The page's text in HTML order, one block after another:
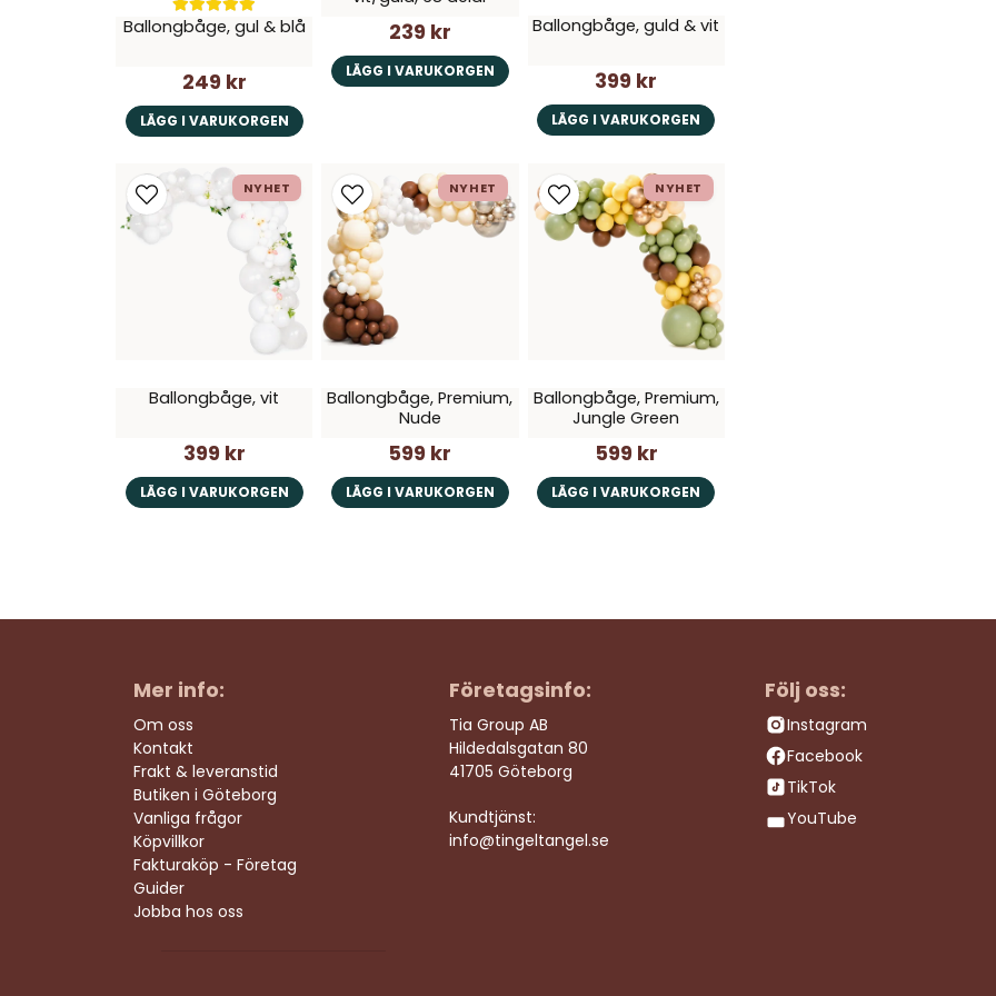
Ballongbåge, gul & blå
249 kr
LÄGG I VARUKORGEN
239 kr
LÄGG I VARUKORGEN
Ballongbåge, guld & vit
399 kr
LÄGG I VARUKORGEN
Ballongbåge, vit
399 kr
LÄGG I VARUKORGEN
NYHET
Ballongbåge, Premium,
Nude
599 kr
LÄGG I VARUKORGEN
NYHET
Ballongbåge, Premium,
Jungle Green
599 kr
LÄGG I VARUKORGEN
NYHET
Mer info:
Om oss
Kontakt
Frakt & leveranstid
Butiken i Göteborg
Vanliga frågor
Köpvillkor
Fakturaköp - Företag
Guider
Jobba hos oss
Företagsinfo:
Tia Group AB
Hildedalsgatan 80
41705 Göteborg
Kundtjänst:
info@tingeltangel.se
Följ oss:
Instagram
Facebook
TikTok
YouTube